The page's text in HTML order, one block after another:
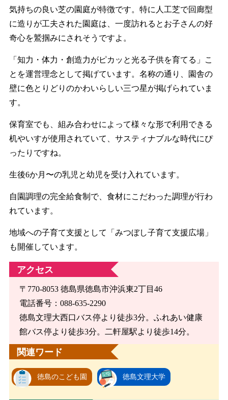
気持ちの良い芝の園庭が特徴です。特に人工芝で回廊型
に造りが工夫された園庭は、一度訪れるとお子さんの好
奇心を鷲掴みにされそうですよ。
「知力・体力・創造力がピカッと光る子供を育てる」こ
とを運営理念として掲げています。名称の通り、園舎の
壁に色とりどりのかわいらしい三つ星が掲げられていま
す。
保育室でも、組み合わせによって様々な形で利用できる
机やいすが使用されていて、サスティナブルな時代にぴ
ったりですね。
生後6か月〜の乳児と幼児を受け入れています。
自園調理の完全給食制で、食材にこだわった調理が行わ
れています。
地域への子育て支援として「みつぼし子育て支援広場」
も開催しています。
アクセス
〒770-8053 徳島県徳島市沖浜東2丁目46
電話番号：088-635-2290
徳島文理大西口バス停より徒歩3分。ふれあい健康
館バス停より徒歩3分。二軒屋駅より徒歩14分。
関連ワード
徳島のこども園 徳島文理大学